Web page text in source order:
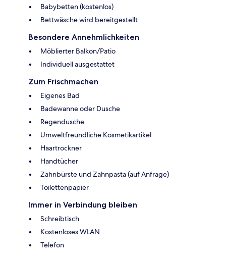
Babybetten (kostenlos)
Bettwäsche wird bereitgestellt
Besondere Annehmlichkeiten
Möblierter Balkon/Patio
Individuell ausgestattet
Zum Frischmachen
Eigenes Bad
Badewanne oder Dusche
Regendusche
Umweltfreundliche Kosmetikartikel
Haartrockner
Handtücher
Zahnbürste und Zahnpasta (auf Anfrage)
Toilettenpapier
Immer in Verbindung bleiben
Schreibtisch
Kostenloses WLAN
Telefon